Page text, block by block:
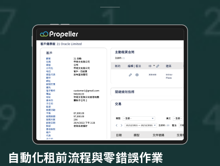
自動化租前流程與零錯誤作業